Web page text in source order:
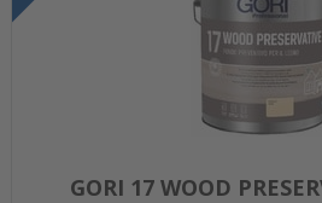
GORI 17 WOOD